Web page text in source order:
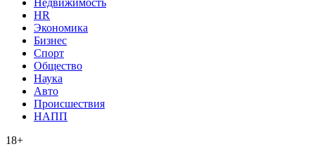
Недвижимость
HR
Экономика
Бизнес
Спорт
Общество
Наука
Авто
Происшествия
НАПП
18+